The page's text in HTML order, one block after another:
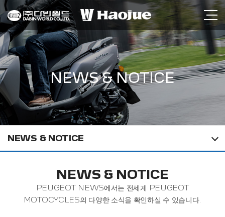
NEWS & NOTICE
NEWS & NOTICE
NEWS & NOTICE
PEUGEOT NEWS에서는 전세계 PEUGEOT
MOTOCYCLES의 다양한 소식을 확인하실 수 있습니다.